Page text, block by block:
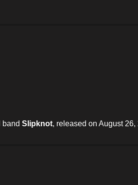
band Slipknot, released on August